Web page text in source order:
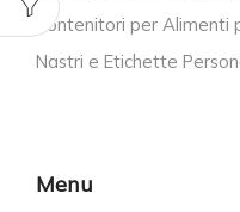
Contenitori per Alimenti
Nastri e Etichette
Menu